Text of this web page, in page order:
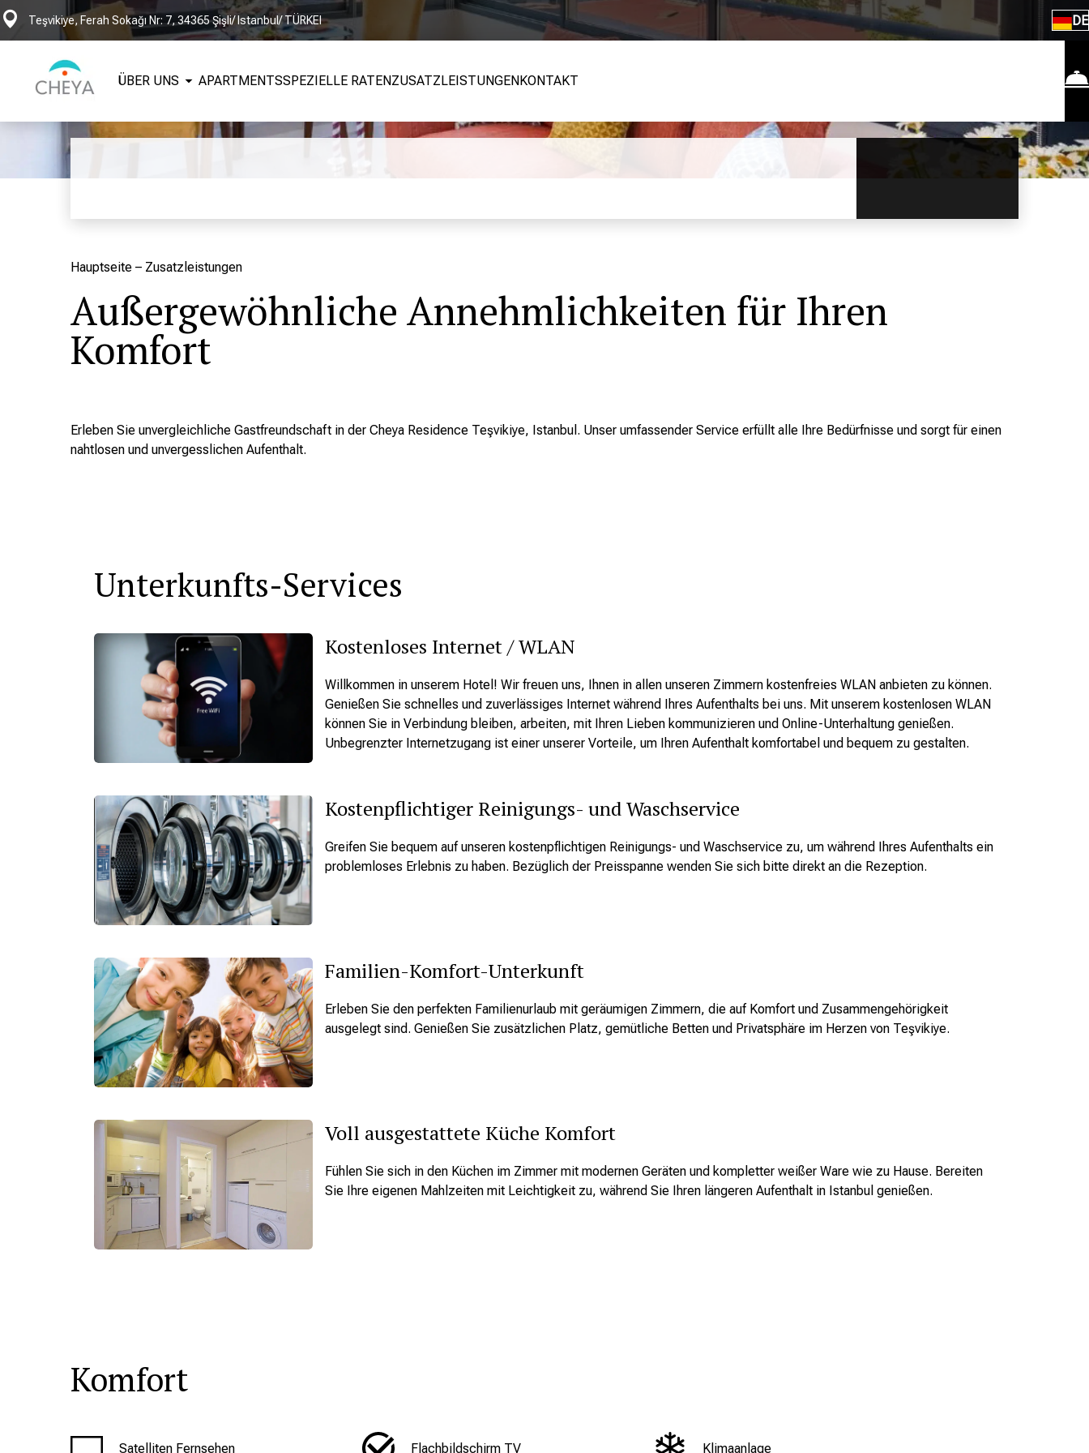
Teşvikiye, Ferah Sokağı Nr: 7, 34365 Şişli/ Istanbul/ TÜRKEI DE
ÜBER UNS APARTMENTSSPEZIELLE RATENZUSATZLEISTUNGENKONTAKT
Hauptseite – Zusatzleistungen
Außergewöhnliche Annehmlichkeiten für Ihren
Komfort
Erleben Sie unvergleichliche Gastfreundschaft in der Cheya Residence Teşvikiye, Istanbul. Unser umfassender Service erfüllt alle Ihre Bedürfnisse und sorgt für einen
nahtlosen und unvergesslichen Aufenthalt.
Unterkunfts-Services
Kostenloses Internet / WLAN
Willkommen in unserem Hotel! Wir freuen uns, Ihnen in allen unseren Zimmern kostenfreies WLAN anbieten zu können.
Genießen Sie schnelles und zuverlässiges Internet während Ihres Aufenthalts bei uns. Mit unserem kostenlosen WLAN
können Sie in Verbindung bleiben, arbeiten, mit Ihren Lieben kommunizieren und Online-Unterhaltung genießen.
Unbegrenzter Internetzugang ist einer unserer Vorteile, um Ihren Aufenthalt komfortabel und bequem zu gestalten.
Kostenpflichtiger Reinigungs- und Waschservice
Greifen Sie bequem auf unseren kostenpflichtigen Reinigungs- und Waschservice zu, um während Ihres Aufenthalts ein
problemloses Erlebnis zu haben. Bezüglich der Preisspanne wenden Sie sich bitte direkt an die Rezeption.
Familien-Komfort-Unterkunft
Erleben Sie den perfekten Familienurlaub mit geräumigen Zimmern, die auf Komfort und Zusammengehörigkeit
ausgelegt sind. Genießen Sie zusätzlichen Platz, gemütliche Betten und Privatsphäre im Herzen von Teşvikiye.
Voll ausgestattete Küche Komfort
Fühlen Sie sich in den Küchen im Zimmer mit modernen Geräten und kompletter weißer Ware wie zu Hause. Bereiten
Sie Ihre eigenen Mahlzeiten mit Leichtigkeit zu, während Sie Ihren längeren Aufenthalt in Istanbul genießen.
Komfort
Satelliten Fernsehen Flachbildschirm TV Klimaanlage